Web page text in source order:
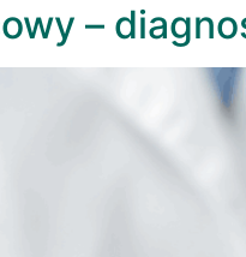
–